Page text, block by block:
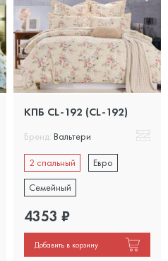
КПБ CL-192 (CL-192)
Бренд: Вальтери
2 спальный
Евро
Семейный
4353 ₽
Добавить в корзину